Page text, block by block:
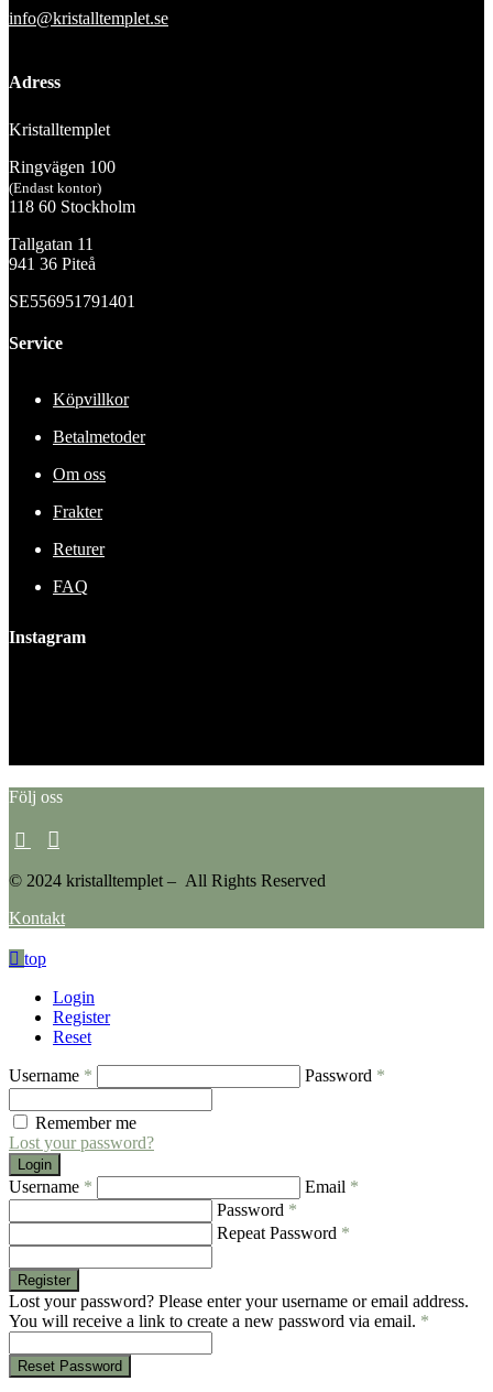
info@kristalltemplet.se
Adress
Kristalltemplet
Ringvägen 100
(Endast kontor)
118 60 Stockholm
Tallgatan 11
941 36 Piteå
SE556951791401
Service
Köpvillkor
Betalmetoder
Om oss
Frakter
Returer
FAQ
Instagram
Följ oss
© 2024 kristalltemplet – All Rights Reserved
Kontakt
top
Login
Register
Reset
Username * Password *
Remember me
Lost your password?
Login
Username * Email *
Password *
Repeat Password *
Register
Lost your password? Please enter your username or email address.
You will receive a link to create a new password via email. *
Reset Password